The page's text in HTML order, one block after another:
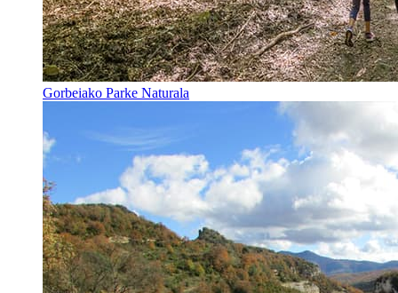
Gorbeiako Parke Naturala